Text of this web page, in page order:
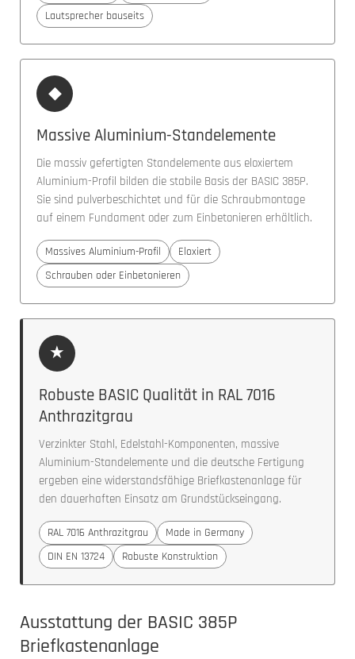
Lautsprecher bauseits
◆
Massive Aluminium-Standelemente
Die massiv gefertigten Standelemente aus eloxiertem
Aluminium-Profil bilden die stabile Basis der BASIC 385P.
Sie sind pulverbeschichtet und für die Schraubmontage
auf einem Fundament oder zum Einbetonieren erhältlich.
Massives Aluminium-Profil
Eloxiert
Schrauben oder Einbetonieren
★
Robuste BASIC Qualität in RAL 7016
Anthrazitgrau
Verzinkter Stahl, Edelstahl-Komponenten, massive
Aluminium-Standelemente und die deutsche Fertigung
ergeben eine widerstandsfähige Briefkastenanlage für
den dauerhaften Einsatz am Grundstückseingang.
RAL 7016 Anthrazitgrau
Made in Germany
DIN EN 13724
Robuste Konstruktion
Ausstattung der BASIC 385P
Briefkastenanlage